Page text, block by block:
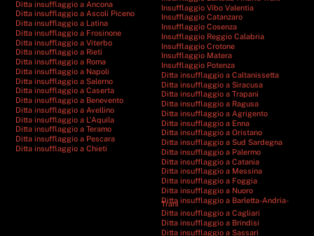
Ditta insufflaggio a Ancona
Ditta insufflaggio a Ascoli Piceno
Ditta insufflaggio a Latina
Ditta insufflaggio a Frosinone
Ditta insufflaggio a Viterbo
Ditta insufflaggio a Rieti
Ditta insufflaggio a Roma
Ditta insufflaggio a Napoli
Ditta insufflaggio a Salerno
Ditta insufflaggio a Caserta
Ditta insufflaggio a Benevento
Ditta insufflaggio a Avellino
Ditta insufflaggio a L’Aquila
Ditta insufflaggio a Teramo
Ditta insufflaggio a Pescara
Ditta insufflaggio a Chieti
Insufflaggio Vibo Valentia
Insufflaggio Catanzaro
Insufflaggio Cosenza
Insufflaggio Reggio Calabria
Insufflaggio Crotone
Insufflaggio Matera
Insufflaggio Potenza
Ditta insufflaggio a Caltanissetta
Ditta insufflaggio a Siracusa
Ditta insufflaggio a Trapani
Ditta insufflaggio a Ragusa
Ditta insufflaggio a Agrigento
Ditta insufflaggio a Enna
Ditta insufflaggio a Oristano
Ditta insufflaggio a Sud Sardegna
Ditta insufflaggio a Palermo
Ditta insufflaggio a Catania
Ditta insufflaggio a Messina
Ditta insufflaggio a Foggia
Ditta insufflaggio a Nuoro
Ditta insufflaggio a Barletta-Andria-
Trani
Ditta insufflaggio a Cagliari
Ditta insufflaggio a Brindisi
Ditta insufflaggio a Sassari